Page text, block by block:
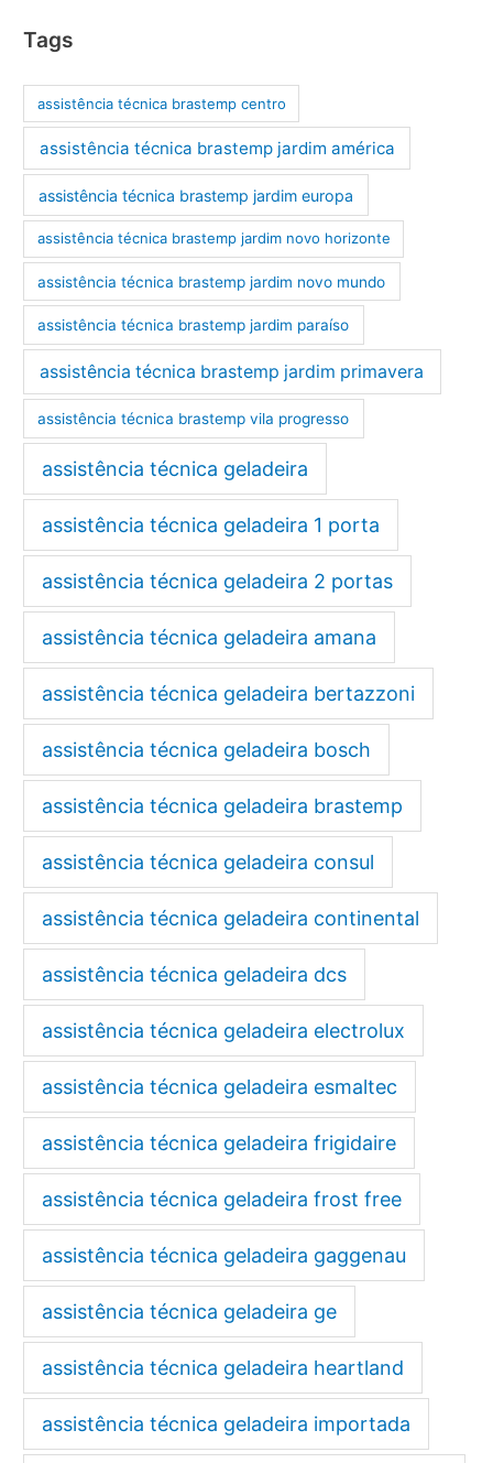
Tags
assistência técnica brastemp centro
assistência técnica brastemp jardim américa
assistência técnica brastemp jardim europa
assistência técnica brastemp jardim novo horizonte
assistência técnica brastemp jardim novo mundo
assistência técnica brastemp jardim paraíso
assistência técnica brastemp jardim primavera
assistência técnica brastemp vila progresso
assistência técnica geladeira
assistência técnica geladeira 1 porta
assistência técnica geladeira 2 portas
assistência técnica geladeira amana
assistência técnica geladeira bertazzoni
assistência técnica geladeira bosch
assistência técnica geladeira brastemp
assistência técnica geladeira consul
assistência técnica geladeira continental
assistência técnica geladeira dcs
assistência técnica geladeira electrolux
assistência técnica geladeira esmaltec
assistência técnica geladeira frigidaire
assistência técnica geladeira frost free
assistência técnica geladeira gaggenau
assistência técnica geladeira ge
assistência técnica geladeira heartland
assistência técnica geladeira importada